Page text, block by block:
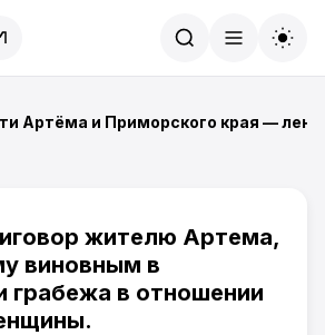
Артёма и Приморского края —
жителю Артема,
виновным в
грабежа в отношении